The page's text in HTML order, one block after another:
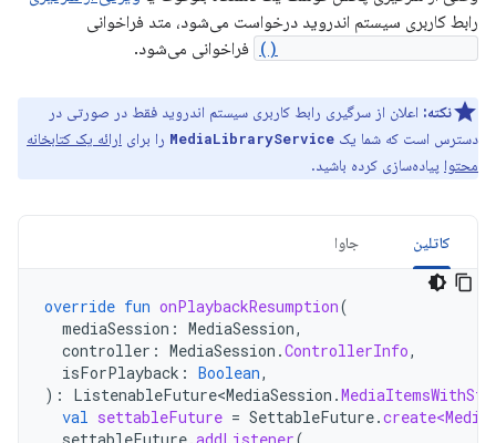
رابط کاربری سیستم اندروید درخواست می‌شود، متد فراخوانی
فراخوانی می‌شود.
نکته: اعلان از سرگیری رابط کاربری سیستم اندروید فقط در صورتی در
دسترس است که شما یک MediaLibraryService را برای ارائه یک کتابخانه
محتوا پیاده‌سازی کرده باشید.
کاتلین جاوا
override fun onPlaybackResumption(
mediaSession : MediaSession,
controller : MediaSession .ControllerInfo,
isForPlayback : Boolean,
):
ListenableFuture<MediaSession .
val settableFuture = SettableFuture.